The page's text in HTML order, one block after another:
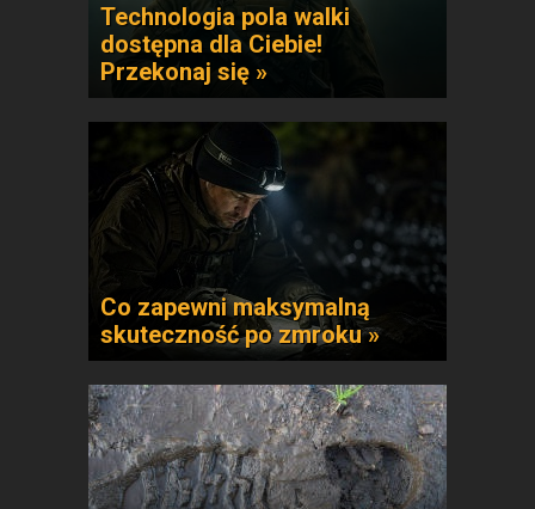
Technologia pola walki
dostępna dla Ciebie!
Przekonaj się »
Co zapewni maksymalną
skuteczność po zmroku »